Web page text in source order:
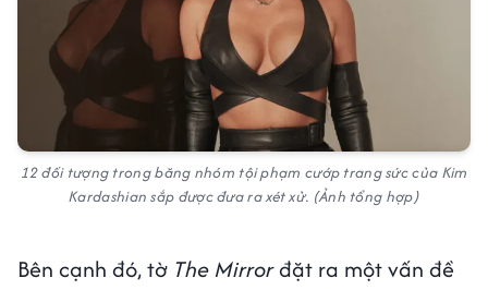
12 đối tượng trong băng nhóm tội phạm cướp trang sức của Kim
Kardashian sắp được đưa ra xét xử. (Ảnh tổng hợp)
Bên cạnh đó, tờ The Mirrorđặt ra một vấn đề